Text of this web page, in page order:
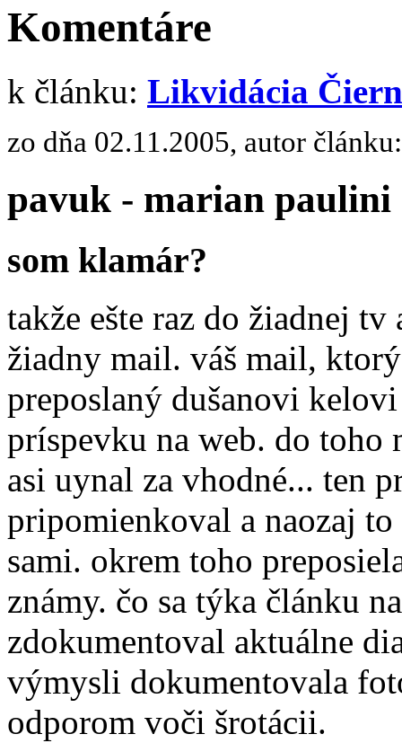
Komentáre
k článku: Likvidácia
zo dňa 02.11.2005, autor
pavuk - marian paulini
som klamár?
takže ešte raz do žiadnej
žiadny mail. váš mail,
preposlaný dušanovi
príspevku na web. do toho
asi uynal za vhodné... ten
pripomienkoval a naozaj
sami. okrem toho
známy. čo sa týka článku
zdokumentoval aktuálne
výmysli dokumentovala
odporom voči šrotácii.